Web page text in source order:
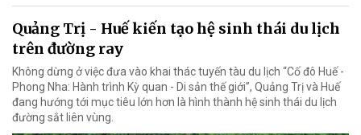
Quảng Trị - Huế kiến tạo hệ sinh thái du lịch
trên đường ray
Không dừng ở việc đưa vào khai thác tuyến tàu du lịch “Cố đô Huế -
Phong Nha: Hành trình Kỳ quan - Di sản thế giới”, Quảng Trị và Huế
đang hướng tới mục tiêu lớn hơn là hình thành hệ sinh thái du lịch
đường sắt liên vùng.